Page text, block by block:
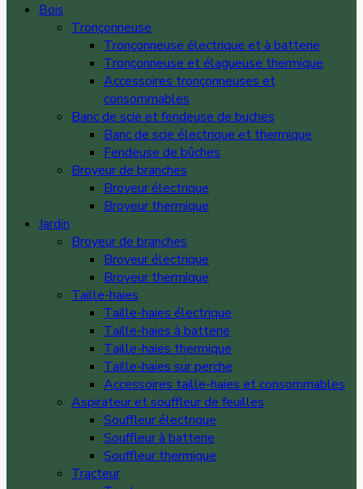
Bois
Tronçonneuse
Tronçonneuse électrique et à batterie
Tronçonneuse et élagueuse thermique
Accessoires tronçonneuses et
consommables
Banc de scie et fendeuse de buches
Banc de scie électrique et thermique
Fendeuse de bûches
Broyeur de branches
Broyeur électrique
Broyeur thermique
Jardin
Broyeur de branches
Broyeur électrique
Broyeur thermique
Taille-haies
Taille-haies électrique
Taille-haies à batterie
Taille-haies thermique
Taille-haies sur perche
Accessoires taille-haies et consommables
Aspirateur et souffleur de feuilles
Souffleur électrique
Souffleur à batterie
Souffleur thermique
Tracteur